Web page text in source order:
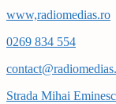
www,radiomedias.ro
0269 834 554
Strada Mihai